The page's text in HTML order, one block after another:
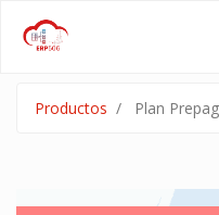
Productos Plan